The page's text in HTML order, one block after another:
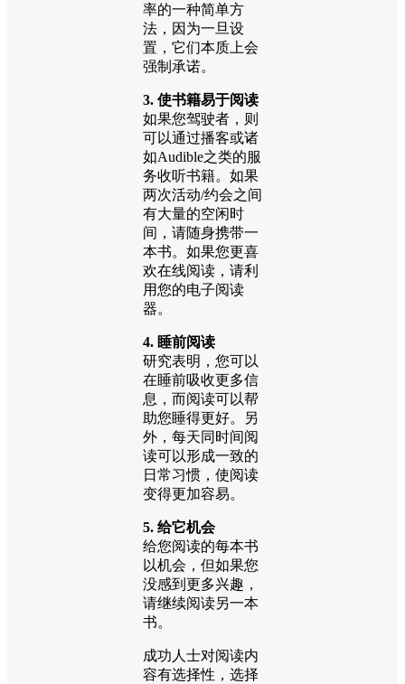
率的一种简单方
法，因为一旦设
置，它们本质上会
强制承诺。
3. 使书籍易于阅读
如果您驾驶者，则
可以通过播客或诸
如Audible之类的服
务收听书籍。如果
两次活动/约会之间
有大量的空闲时
间，请随身携带一
本书。如果您更喜
欢在线阅读，请利
用您的电子阅读
器。
4. 睡前阅读
研究表明，您可以
在睡前吸收更多信
息，而阅读可以帮
助您睡得更好。另
外，每天同时间阅
读可以形成一致的
日常习惯，使阅读
变得更加容易。
5. 给它机会
给您阅读的每本书
以机会，但如果您
没感到更多兴趣，
请继续阅读另一本
书。
成功人士对阅读内
容有选择性，选择